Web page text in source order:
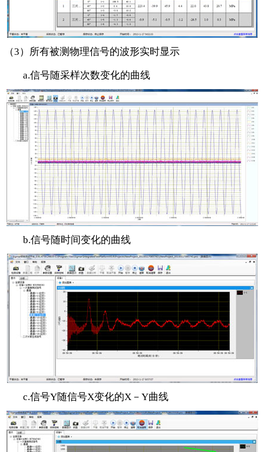
（3）所有被测物理信号的波形实时显示
a.信号随采样次数变化的曲线
b.信号随时间变化的曲线
c.信号Y随信号X变化的X－Y曲线